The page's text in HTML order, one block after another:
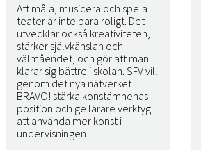
Att måla, musicera och spela
teater är inte bara roligt. Det
utvecklar också kreativiteten,
stärker självkänslan och
välmåendet, och gör att man
klarar sig bättre i skolan. SFV vill
genom det nya nätverket
BRAVO! stärka konstämnenas
position och ge lärare verktyg
att använda mer konst i
undervisningen.